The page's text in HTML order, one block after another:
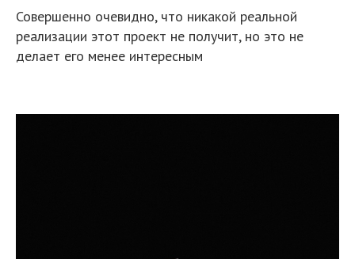
Совершенно очевидно, что никакой реальной
реализации этот проект не получит, но это не
делает его менее интересным